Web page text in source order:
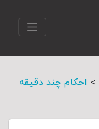
> احکام چند دقیقه